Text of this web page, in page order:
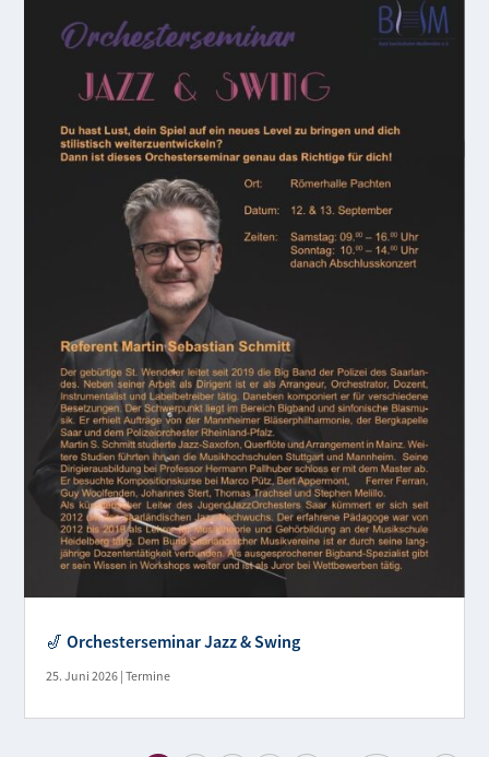
🎷 Orchesterseminar Jazz & Swing
25. Juni 2026 |Termine